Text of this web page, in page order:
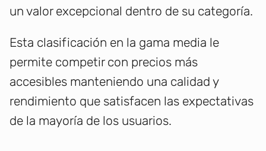
un valor excepcional dentro de su categoría.
Esta clasificación en la gama media le
permite competir con precios más
accesibles manteniendo una calidad y
rendimiento que satisfacen las expectativas
de la mayoría de los usuarios.